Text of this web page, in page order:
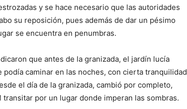
y se hace necesario que las autoridades
su reposición, pues además de dar un pésimo
se encuentra en penumbras.
que antes de la granizada, el jardín lucía
caminar en las noches, con cierta tranquilidad
el día de la granizada, cambió por completo,
por un lugar donde imperan las sombras.